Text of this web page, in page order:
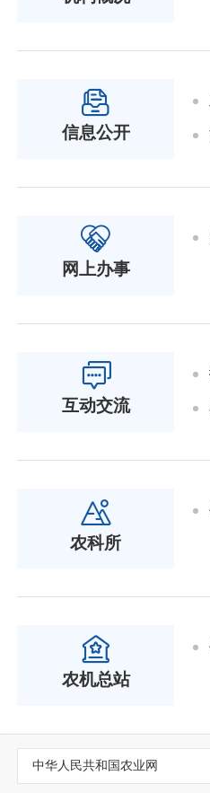
信息公开
网上办事
互动交流
农科所
农机总站
中华人民共和国农业网